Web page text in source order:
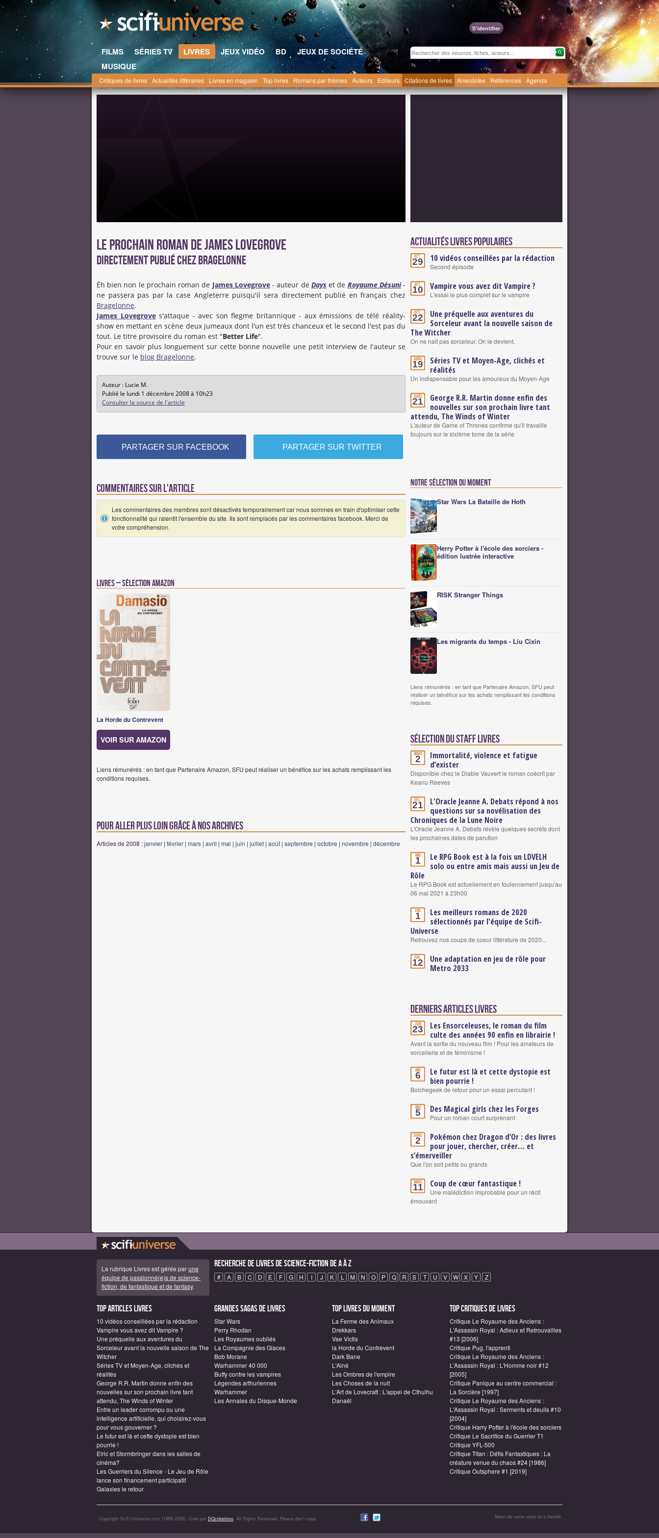
S'identifier
FILMS SÉRIES TV LIVRES JEUX VIDÉO BD
JEUX DE SOCIÉTÉ
MUSIQUE
Critiques de livres Actualités littéraires Livres en magasin Top livres Romans par thèmes Auteurs Editeurs Citations de livres Anecdotes Références Agenda
Scifi-Universe.com Livres Actualités décembre 2008 Le prochain roman de James Lovegrove
Le prochain roman de James Lovegrove
Directement publié chez Bragelonne
Éh bien non le prochain roman de James Lovegrove- auteur de Days et de Royaume Désuni-
ne passera pas par la case Angleterre puisqu'il sera directement publié en français chez
Bragelonne.
James Lovegroves'attaque - avec son flegme britannique - aux émissions de télé réality-
show en mettant en scène deux jumeaux dont l'un est très chanceux et le second l'est pas du
tout. Le titre provisoire du roman est "Better Life".
Pour en savoir plus longuement sur cette bonne nouvelle une petit interview de l'auteur se
trouve sur le blog Bragelonne.
Auteur : Lucie M.
Publié le lundi 1 décembre 2008 à 10h23
Consulter la source de l'article
PARTAGER SUR FACEBOOK PARTAGER SUR TWITTER
Commentaires sur l'article
Les commentaires des membres sont désactivés temporairement car nous sommes en train d'optimiser cette
fonctionnalité qui ralentit l'ensemble du site. Ils sont remplacés par les commentaires facebook. Merci de
votre compréhension.
Livres – Sélection Amazon
La Horde du Contrevent
VOIR SUR AMAZON
Liens rémunérés : en tant que Partenaire Amazon, SFU peut réaliser un bénéfice sur les achats remplissant les
conditions requises.
Pour aller plus loin grâce à nos archives
Articles de 2008 :janvier | février | mars | avril | mai | juin | juillet | août | septembre | octobre | novembre | décembre
Actualités Livres populaires
Oct.
29 10 vidéos conseillées par la rédaction
Second épisode
Oct.
10 Vampire vous avez dit Vampire ?
L'essai le plus complet sur le vampire
Oct.
22
Une préquelle aux aventures du
Sorceleur avant la nouvelle saison de
The Witcher
On ne naît pas sorceleur. On le devient.
Avril
19
Séries TV et Moyen-Age, clichés et
réalités
Un indispensable pour les amoureux du Moyen-Age
Avril
21
George R.R. Martin donne enfin des
nouvelles sur son prochain livre tant
attendu, The Winds of Winter
L'auteur de Game of Thrones confirme qu'il travaille
toujours sur le sixième tome de la série
Notre sélection du moment
Star Wars La Bataille de Hoth
Herry Potter à l'école des sorciers -
édition lustrée interactive
RISK Stranger Things
Les migrants du temps - Liu Cixin
Liens rémunérés : en tant que Partenaire Amazon, SFU peut
réaliser un bénéfice sur les achats remplissant les conditions
requises.
Sélection du staff Livres
Mars
2
Immortalité, violence et fatigue
d’exister
Disponible chez le Diable Vauvert le roman coécrit par
Keanu Reeves
Déc.
21
L'Oracle Jeanne A. Debats répond à nos
questions sur sa novélisation des
Chroniques de la Lune Noire
L'Oracle Jeanne A. Debats révèle quelques secrets dont
les prochaines dates de parution
Mai
1
Le RPG Book est à la fois un LDVELH
solo ou entre amis mais aussi un Jeu de
Rôle
Le RPG Book est actuellement en foulencement jusqu'au
06 mai 2021 à 23h00
Jan.
1
Les meilleurs romans de 2020
sélectionnés par l'équipe de Scifi-
Universe
Retrouvez nos coups de coeur littérature de 2020...
Juil.
12
Une adaptation en jeu de rôle pour
Metro 2033
Derniers articles Livres
Juin
23
Les Ensorceleuses, le roman du film
culte des années 90 enfin en librairie !
Avant la sortie du nouveau film ! Pour les amateurs de
sorcellerie et de féminisme !
Mai
6
Le futur est là et cette dystopie est
bien pourrie !
Bolchegeek de retour pour un essai percutant !
Mai
5 Des Magical girls chez les Forges
Pour un roman court surprenant
Avril
2
Pokémon chez Dragon d’Or : des livres
pour jouer, chercher, créer… et
s’émerveiller
Que l'on soit petits ou grands
Mars
11 Coup de cœur fantastique !
Une malédiction improbable pour un récit
émouvant
La rubrique Livres est gérée parune
équipe de passionné(e)s de science-
fiction, de fantastique et de fantasy.
Recherche de Livres de science-fiction de A à Z
# A B C D E F G H I J K L M N O P Q R S T U V W X Y Z
Top articles Livres
10 vidéos conseillées par la rédaction
Vampire vous avez dit Vampire ?
Une préquelle aux aventures du
Sorceleur avant la nouvelle saison de The
Witcher
Séries TV et Moyen-Age, clichés et
réalités
George R.R. Martin donne enfin des
nouvelles sur son prochain livre tant
attendu, The Winds of Winter
Entre un leader corrompu ou une
intelligence artificielle, qui choisirez-vous
pour vous gouverner ?
Le futur est là et cette dystopie est bien
pourrie !
Elric et Stormbringer dans les salles de
cinéma?
Les Guerriers du Silence - Le Jeu de Rôle
lance son financement participatif
Galaxies le retour
Grandes sagas de Livres
Star Wars
Perry Rhodan
Les Royaumes oubliés
La Compagnie des Glaces
Bob Morane
Warhammer 40 000
Buffy contre les vampires
Légendes arthuriennes
Warhammer
Les Annales du Disque-Monde
Top Livres du moment
La Ferme des Animaux
Drekkars
Vae Victis
la Horde du Contrevent
Dark Bane
L'Ainé
Les Ombres de l'empire
Les Choses de la nuit
L'Art de Lovecraft : L'appel de Cthulhu
Danaël
Top critiques de Livres
Critique Le Royaume des Anciens :
L'Assassin Royal : Adieux et Retrouvailles
#13 [2006]
Critique Pug, l'apprenti
Critique Le Royaume des Anciens :
L'Assassin Royal : L'Homme noir #12
[2005]
Critique Panique au centre commercial :
La Sorcière [1997]
Critique Le Royaume des Anciens :
L'Assassin Royal : Serments et deuils #10
[2004]
Critique Harry Potter à l'école des sorciers
Critique Le Sacrifice du Guerrier T1
Critique YFL-500
Critique Titan : Défis Fantastiques : La
créature venue du chaos #24 [1986]
Critique Outsphere #1 [2019]
Copyright SciFi-Universe.com (1996-2026). Créé par DQcréations. All Rights Reserved. Please don’t copy. Merci de votre visite et à bientôt.